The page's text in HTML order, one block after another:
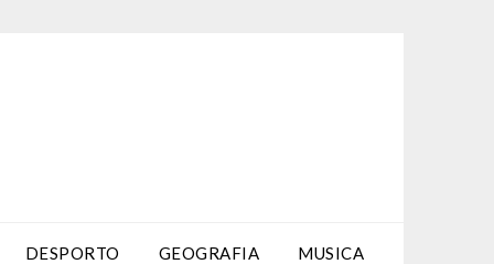
DESPORTO GEOGRAFIA MUSICA